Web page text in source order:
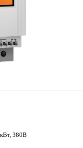
380В